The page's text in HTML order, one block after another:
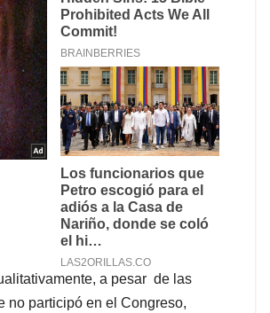
a pesar de las
no participó en el Congreso,